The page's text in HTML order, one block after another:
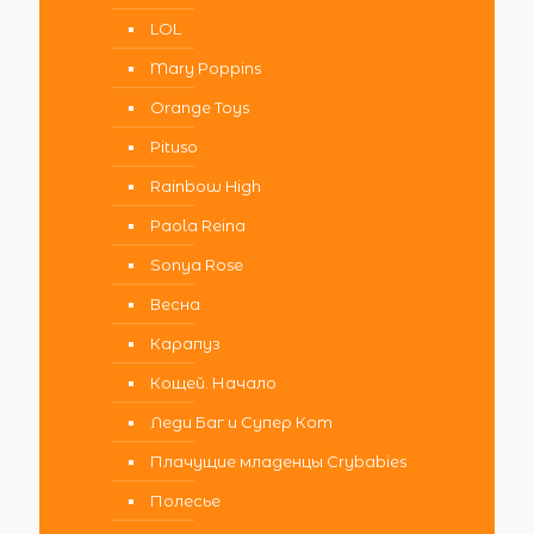
LOL
Mary Poppins
Orange Toys
Pituso
Rainbow High
Paola Reina
Sonya Rose
Весна
Карапуз
Кощей. Начало
Леди Баг и Супер Кот
Плачущие младенцы Crybabies
Полесье